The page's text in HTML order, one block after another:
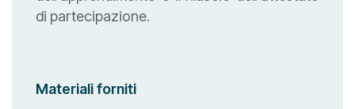
di partecipazione.
Materiali forniti